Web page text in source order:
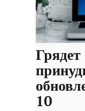
Грядет
10